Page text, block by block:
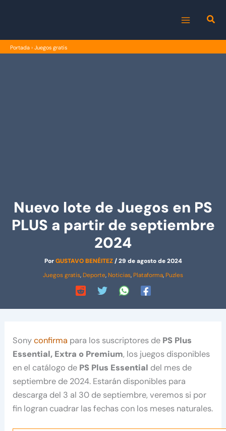
MENU
Portada › Juegos gratis
Nuevo lote de Juegos en PS
PLUS a partir de septiembre
2024
PorGUSTAVO BENÉITEZ/29 de agosto de 2024
Juegos gratis, Deporte, Noticias, Plataforma, Puzles
Sonyconfirma para los suscriptores de PS Plus
Essential, Extra o Premium, los juegos disponibles
en el catálogo de PS Plus Essential del mes de
septiembre de 2024. Estarán disponibles para
descarga del 3 al 30 de septiembre, veremos si por
fin logran cuadrar las fechas con los meses naturales.